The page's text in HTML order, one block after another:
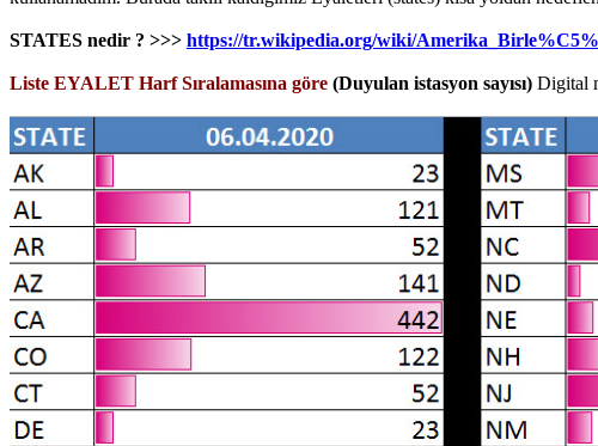
STATES nedir ? >>> https://tr.wikipedia.org/wiki/
Liste EYALET Harf Sıralamasına göre (Duyulan istasyon sayısı) Digital